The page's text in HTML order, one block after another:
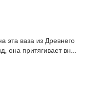
эта ваза из Древнего
она притягивает вн...